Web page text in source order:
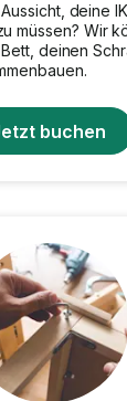
deine
müssen? Wir
deinen
buchen